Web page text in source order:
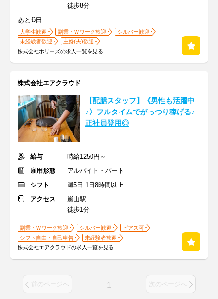
徒歩8分
あと6日
大学生歓迎 副業・Ｗワーク歓迎
シルバー歓迎
未経験者歓迎
主婦(夫)歓迎
株式会社ホリーズの求人一覧を見る
株式会社エアクラウド
【配膳スタッフ】《男性も活躍中
♪》フルタイムでがっつり稼げる♪
正社員登用◎
給与
時給1250円～
雇用形態
アルバイト・パート
シフト
週5日 1日8時間以上
アクセス
嵐山駅
徒歩1分
副業・Ｗワーク歓迎 シルバー歓迎
ピアス可
シフト自由・自己申告
未経験者歓迎
株式会社エアクラウドの求人一覧を見る
前のページへ 1 次のページへ